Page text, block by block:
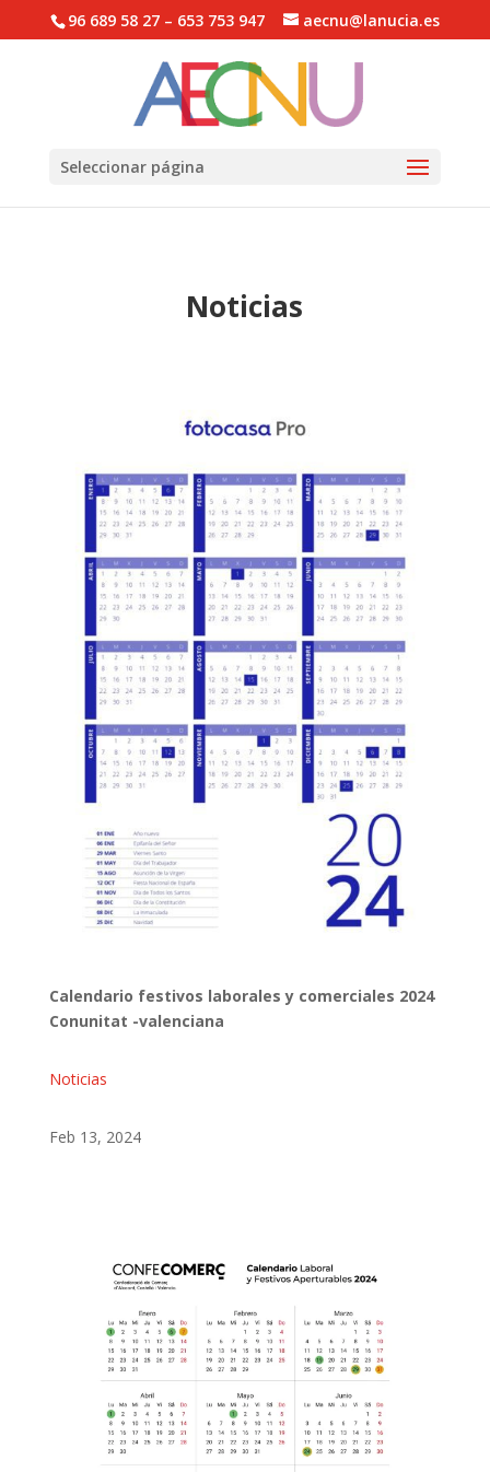
Abrir barra de herramientas
96 689 58 27 – 653 753 947 aecnu@lanucia.es
Seleccionar página
Noticias
Calendario festivos laborales y comerciales 2024
Conunitat -valenciana
Noticias
Feb 13, 2024